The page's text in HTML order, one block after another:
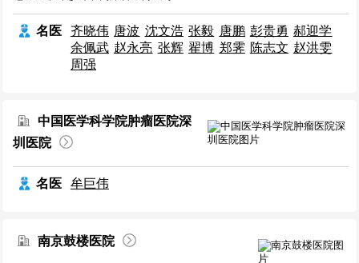
名医 齐晓伟 唐波 沈文浩 张毅 唐鹏 彭贵勇 郝迎学
余佩武 赵永亮 张辉 翟博 郑霁 陈志文 赵洪雯
周强
中国医学科学院肿瘤医院深
圳医院
名医 牟巨伟
南京鼓楼医院